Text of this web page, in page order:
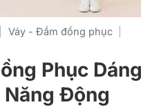
Váy - Đầm đồng phục
Phục
Năng Động